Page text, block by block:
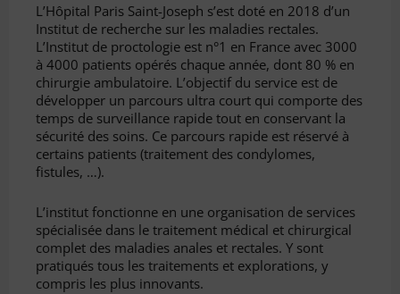
L’Hôpital Paris Saint-Joseph s’est doté en 2018 d’un
Institut de recherche sur les maladies rectales.
L’Institut de proctologie est n°1 en France avec 3000
à 4000 patients opérés chaque année, dont 80 % en
chirurgie ambulatoire. L’objectif du service est de
développer un parcours ultra court qui comporte des
temps de surveillance rapide tout en conservant la
sécurité des soins. Ce parcours rapide est réservé à
certains patients (traitement des condylomes,
fistules, …).
L’institut fonctionne en une organisation de services
spécialisée dans le traitement médical et chirurgical
complet des maladies anales et rectales. Y sont
pratiqués tous les traitements et explorations, y
compris les plus innovants.